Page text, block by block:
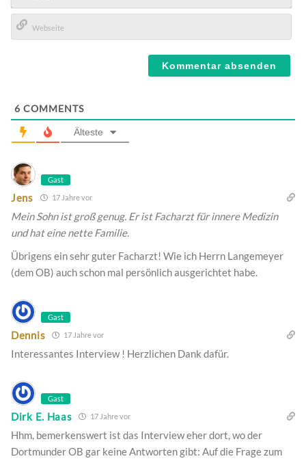
E-
Mail*
6 COMMENTS
Älteste
Gast
Jens 17 Jahre vor
Mein Sohn ist groß genug. Er ist Facharzt für innere Medizin
und hat eine nette Familie.
Übrigens ein sehr guter Facharzt! Wie ich Herrn Langemeyer
(dem OB) auch schon mal persönlich ausgerichtet habe.
Gast
Dennis 17 Jahre vor
Interessantes Interview ! Herzlichen Dank dafür.
Gast
Dirk E. Haas 17 Jahre vor
Hhm, bemerkenswert ist das Interview eher dort, wo der
Dortmunder OB gar keine Antworten gibt: Auf die Frage zum